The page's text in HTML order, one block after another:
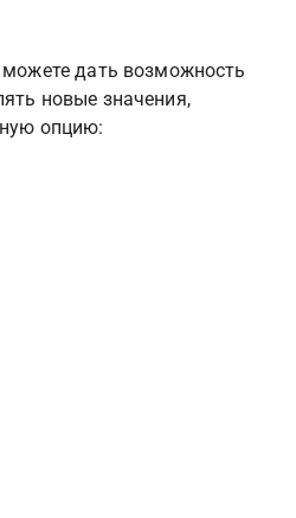
дать возможность
новые значения,
опцию: